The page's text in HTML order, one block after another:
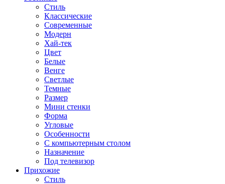
Стиль
Классические
Современные
Модерн
Хай-тек
Цвет
Белые
Венге
Светлые
Темные
Размер
Мини стенки
Форма
Угловые
Особенности
С компьютерным столом
Назначение
Под телевизор
Прихожие
Стиль